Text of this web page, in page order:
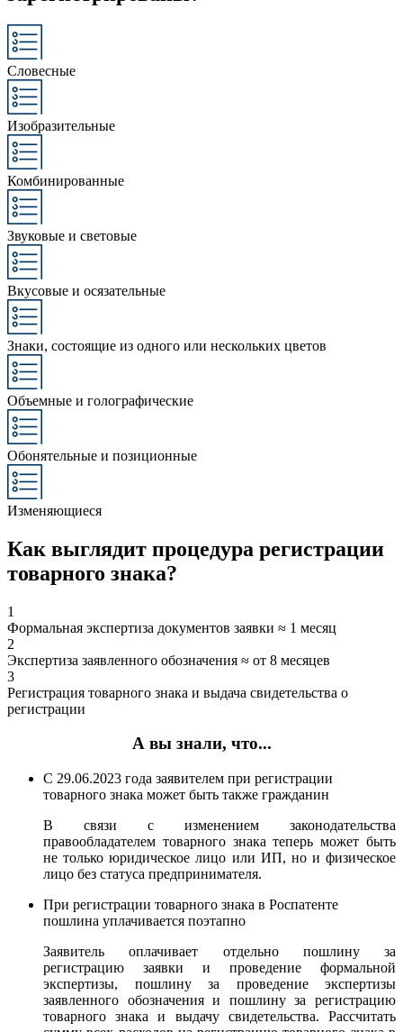
Словесные
Изобразительные
Комбинированные
Звуковые и световые
Вкусовые и осязательные
Знаки, состоящие из одного или нескольких цветов
Объемные и голографические
Обонятельные и позиционные
Изменяющиеся
Как выглядит процедура регистрации
товарного знака?
1
Формальная экспертиза документов заявки ≈ 1 месяц
2
Экспертиза заявленного обозначения ≈ от 8 месяцев
3
Регистрация товарного знака и выдача свидетельства о
регистрации
А вы знали, что...
С 29.06.2023 года заявителем при регистрации
товарного знака может быть также гражданин
В связи с изменением законодательства
правообладателем товарного знака теперь может быть
не только юридическое лицо или ИП, но и физическое
лицо без статуса предпринимателя.
При регистрации товарного знака в Роспатенте
пошлина уплачивается поэтапно
Заявитель оплачивает отдельно пошлину за
регистрацию заявки и проведение формальной
экспертизы, пошлину за проведение экспертизы
заявленного обозначения и пошлину за регистрацию
товарного знака и выдачу свидетельства. Рассчитать